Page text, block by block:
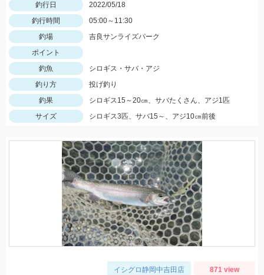
釣行日
2022/05/18
釣行時間
05:00～11:30
釣場
吉良サンライズパーク
ポイント
釣魚
シロギス・サバ・アジ
釣り方
投げ釣り
釣果
シロギス15～20㎝、サバたくさん、アジ1匹
サイズ
シロギス3匹、サバ15～、アジ10㎝前後
イシグロ静岡中吉田店 871 view